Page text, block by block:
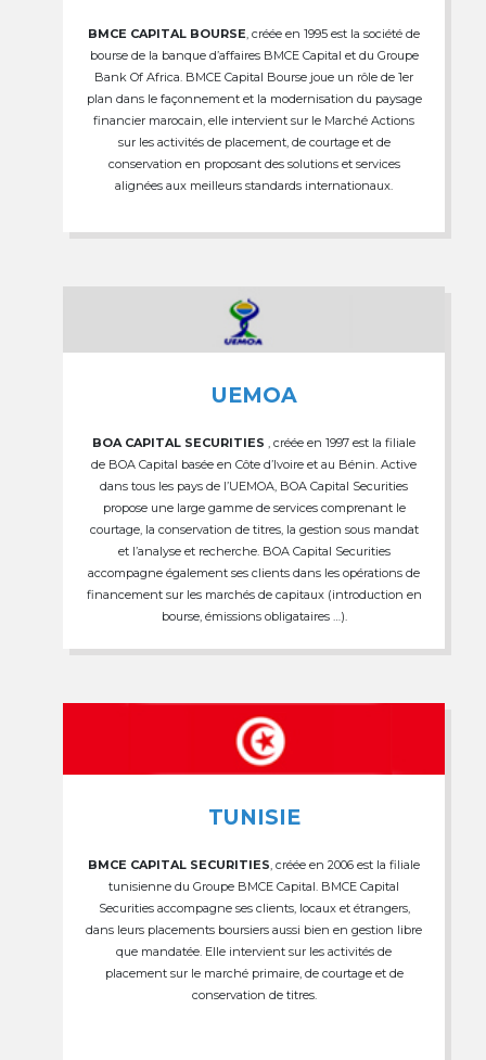
BMCE CAPITAL BOURSE , créée en 1995 est la société de
bourse de la banque d’affaires BMCE Capital et du Groupe
Bank Of Africa. BMCE Capital Bourse joue un rôle de 1er
plan dans le façonnement et la modernisation du paysage
financier marocain, elle intervient sur le Marché Actions
sur les activités de placement, de courtage et de
conservation en proposant des solutions et services
alignées aux meilleurs standards internationaux.
UEMOA
BOA CAPITAL SECURITIES , créée en 1997 est la filiale
de BOA Capital basée en Côte d’Ivoire et au Bénin. Active
dans tous les pays de l’UEMOA, BOA Capital Securities
propose une large gamme de services comprenant le
courtage, la conservation de titres, la gestion sous mandat
et l’analyse et recherche. BOA Capital Securities
accompagne également ses clients dans les opérations de
financement sur les marchés de capitaux (introduction en
bourse, émissions obligataires …).
TUNISIE
BMCE CAPITAL SECURITIES , créée en 2006 est la filiale
tunisienne du Groupe BMCE Capital. BMCE Capital
Securities accompagne ses clients, locaux et étrangers,
dans leurs placements boursiers aussi bien en gestion libre
que mandatée. Elle intervient sur les activités de
placement sur le marché primaire, de courtage et de
conservation de titres.